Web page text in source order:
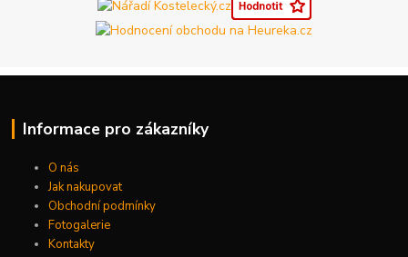
Informace pro zákazníky
O nás
Jak nakupovat
Obchodní podmínky
Fotogalerie
Kontakty